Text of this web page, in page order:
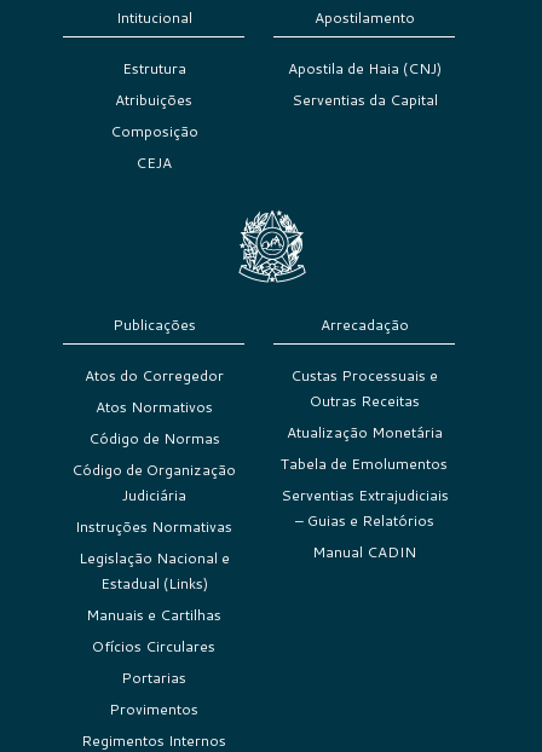
Intitucional
Estrutura
Atribuições
Composição
CEJA
Apostilamento
Apostila de Haia (CNJ)
Serventias da Capital
Publicações
Atos do Corregedor
Atos Normativos
Código de Normas
Código de Organização
Judiciária
Instruções Normativas
Legislação Nacional e
Estadual (Links)
Manuais e Cartilhas
Ofícios Circulares
Portarias
Provimentos
Regimentos Internos
Arrecadação
Custas Processuais e
Outras Receitas
Atualização Monetária
Tabela de Emolumentos
Serventias Extrajudiciais
– Guias e Relatórios
Manual CADIN